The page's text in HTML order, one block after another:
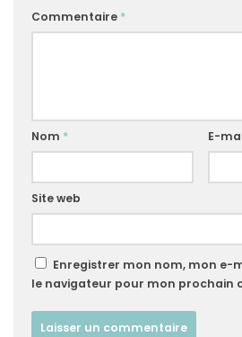
Commentaire *
Nom * E-
Site web
Enregistrer mon nom, mon e-
le navigateur pour mon prochain